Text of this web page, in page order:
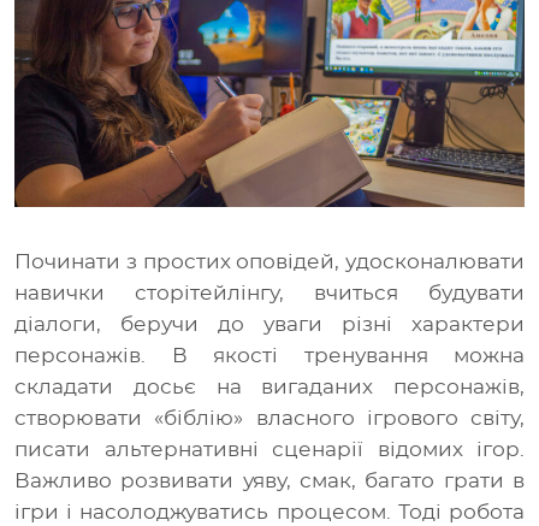
Починати з простих оповідей, удосконалювати
навички сторітейлінгу, вчиться будувати
діалоги, беручи до уваги різні характери
персонажів. В якості тренування можна
складати досьє на вигаданих персонажів,
створювати «біблію» власного ігрового світу,
писати альтернативні сценарії відомих ігор.
Важливо розвивати уяву, смак, багато грати в
ігри і насолоджуватись процесом. Тоді робота